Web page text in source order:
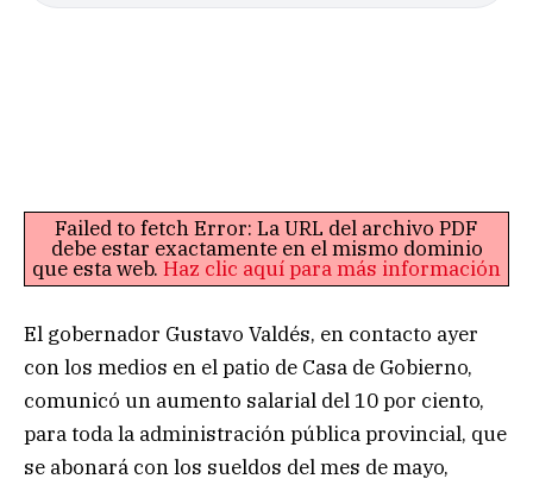
Failed to fetch Error: La URL del archivo PDF
debe estar exactamente en el mismo dominio
que esta web. Haz clic aquí para más información
El gobernador Gustavo Valdés, en contacto ayer
con los medios en el patio de Casa de Gobierno,
comunicó un aumento salarial del 10 por ciento,
para toda la administración pública provincial, que
se abonará con los sueldos del mes de mayo,